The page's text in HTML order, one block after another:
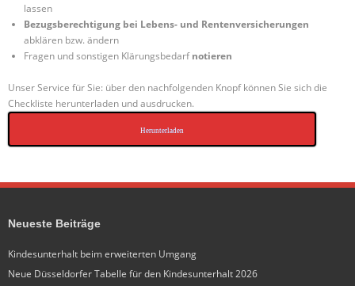
lassen
Bezugsberechtigung bei Lebens- und Rentenversicherungen
abklären bzw. ändern
Fragen und sonstigen Klärungsbedarfnotieren
Unser Service für Sie: über den nachfolgenden Knopf können Sie sich die
Checkliste herunterladen und ausdrucken.
Herunterladen
Neueste Beiträge
Kindesunterhalt beim erweiterten Umgang
Neue Düsseldorfer Tabelle für den Kindesunterhalt 2026